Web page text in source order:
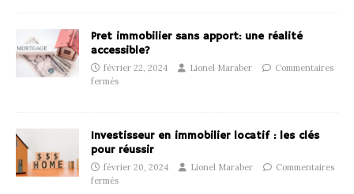
Pret immobilier sans apport: une réalité
accessible?
février 22, 2024 Lionel Maraber
Commentaires
fermés
Investisseur en immobilier locatif : les clés
pour réussir
février 20, 2024 Lionel Maraber
Commentaires
fermés